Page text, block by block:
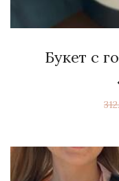
Букет с